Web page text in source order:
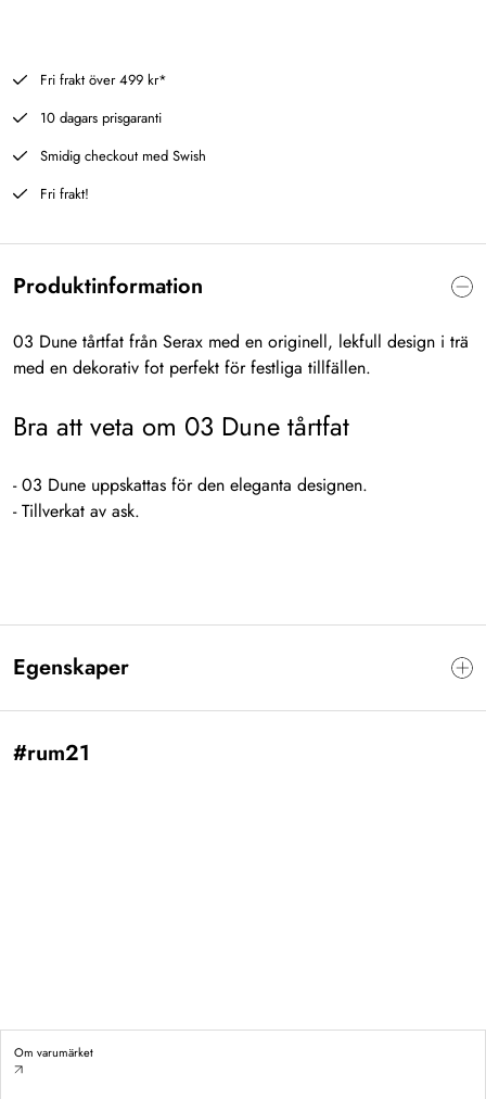
Fri frakt över 499 kr*
10 dagars prisgaranti
Smidig checkout med Swish
Fri frakt!
Produktinformation
03 Dune tårtfat från Serax med en originell, lekfull design i trä
med en dekorativ fot perfekt för festliga tillfällen.
Bra att veta om 03 Dune tårtfat
- 03 Dune uppskattas för den eleganta designen.
- Tillverkat av ask.
Egenskaper
#rum21
Om varumärket